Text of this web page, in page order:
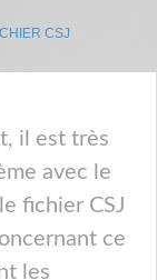
CSJ
il est très
avec le
fichier CSJ
ce
les